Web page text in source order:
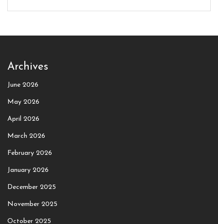
Archives
June 2026
May 2026
April 2026
March 2026
February 2026
January 2026
December 2025
November 2025
October 2025